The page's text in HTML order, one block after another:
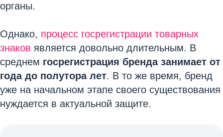
органы.
Однако, процесс госрегистрации товарных
знаков является довольно длительным. В
среднем госрегистрация бренда занимает от
года до полутора лет. В то же время, бренд
уже на начальном этапе своего существования
нуждается в актуальной защите.